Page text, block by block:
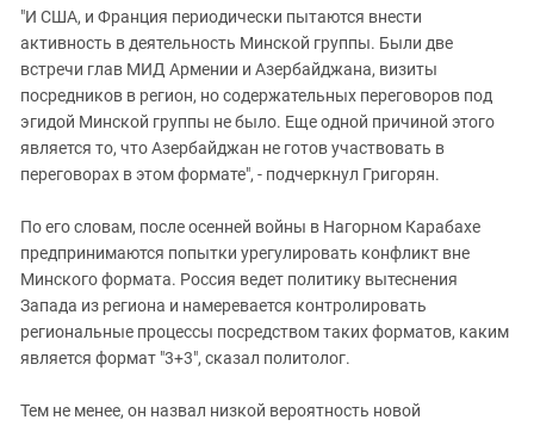
"И США, и Франция периодически пытаются внести
активность в деятельность Минской группы. Были две
встречи глав МИД Армении и Азербайджана, визиты
посредников в регион, но содержательных переговоров под
эгидой Минской группы не было. Еще одной причиной этого
является то, что Азербайджан не готов участвовать в
переговорах в этом формате", - подчеркнул Григорян.
По его словам, после осенней войны в Нагорном Карабахе
предпринимаются попытки урегулировать конфликт вне
Минского формата. Россия ведет политику вытеснения
Запада из региона и намеревается контролировать
региональные процессы посредством таких форматов, каким
является формат "3+3", сказал политолог.
Тем не менее, он назвал низкой вероятность новой